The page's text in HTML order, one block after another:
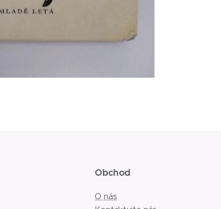
Obchod
O nás